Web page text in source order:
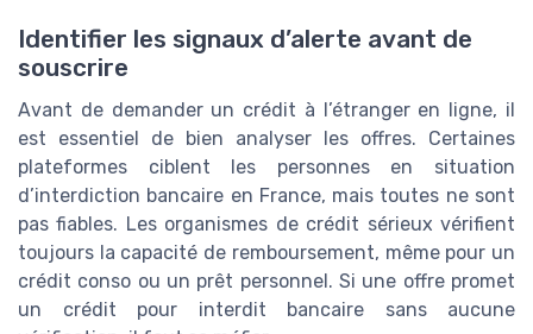
Identifier les signaux d’alerte avant de
souscrire
Avant de demander un crédit à l’étranger en ligne, il
est essentiel de bien analyser les offres. Certaines
plateformes ciblent les personnes en situation
d’interdiction bancaire en France, mais toutes ne sont
pas fiables. Les organismes de crédit sérieux vérifient
toujours la capacité de remboursement, même pour un
crédit conso ou un prêt personnel. Si une offre promet
un crédit pour interdit bancaire sans aucune